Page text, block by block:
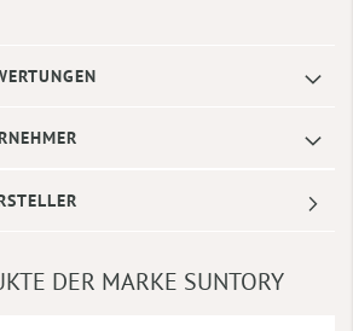
DER MARKE SUNTORY